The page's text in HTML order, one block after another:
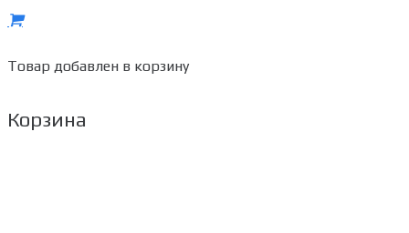
Товар добавлен в корзину
Корзина